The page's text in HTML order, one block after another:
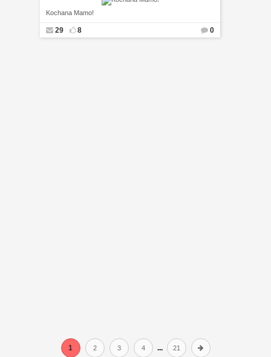
Kochana Mamo!
29 8 0
1 2 3 4 ... 21